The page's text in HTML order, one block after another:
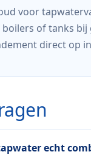
voor
of tanks
direct op
echt